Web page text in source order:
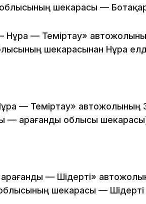
шекарасы —
— Теміртау»
шекарасынан Нұра елді
— Теміртау»
— Қарағанды облысы
— Шідерті»
шекарасы —